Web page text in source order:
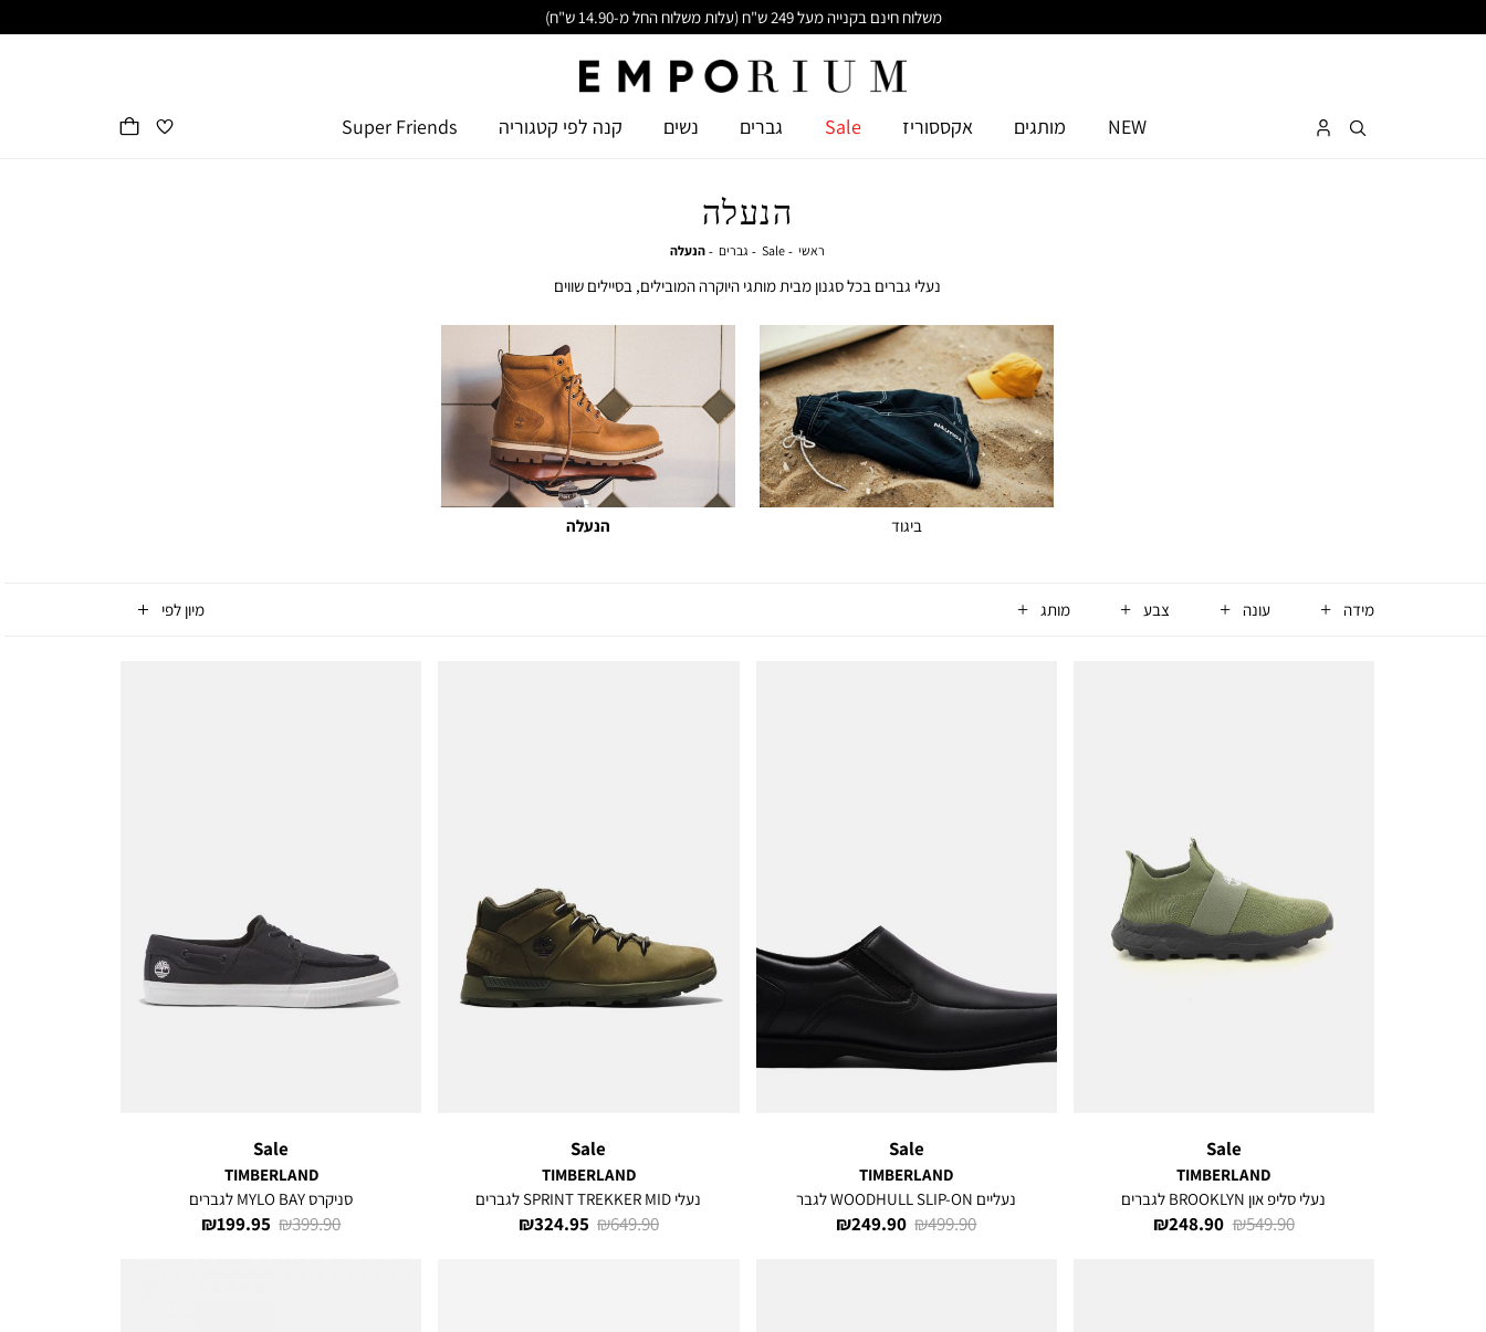
משלוח חינם בקנייה מעל 249 ש"ח (עלות משלוח החל מ-14.90 ש"ח)
NEW מותגים אקססוריז Sale גברים נשים קנה לפי קטגוריה Super Friends
הנעלה
ראשי ראשי
Sale
Saleגברים גברים
הנעלההנעלה
נעלי גברים בכל סגנון מבית מותגי היוקרה המובילים, בסיילים שווים
ביגוד הנעלה
מידה עונה צבע מותג
Sale
TIMBERLAND
נעלי סליפ און BROOKLYN לגברים
מחיר
248.90 ₪
מחיר
549.90 ₪
Sale
TIMBERLAND
נעליים WOODHULL SLIP-ON לגבר
מחיר
249.90 ₪
מחיר
499.90 ₪
Sale
TIMBERLAND
נעלי SPRINT TREKKER MID לגברים
מחיר
324.95 ₪
מחיר
649.90 ₪
Sale
TIMBERLAND
סניקרס MYLO BAY לגברים
מחיר
199.95 ₪
מחיר
399.90 ₪